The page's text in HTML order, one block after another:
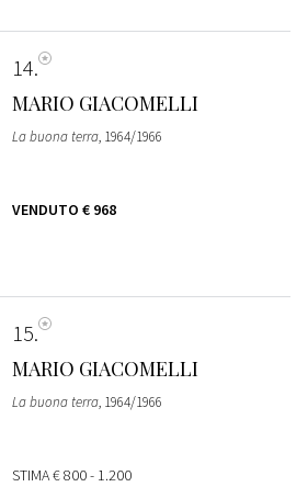
14
MARIO GIACOMELLI
La buona terra, 1964/1966
VENDUTO € 968
15
MARIO GIACOMELLI
La buona terra, 1964/1966
STIMA€ 800 - 1.200